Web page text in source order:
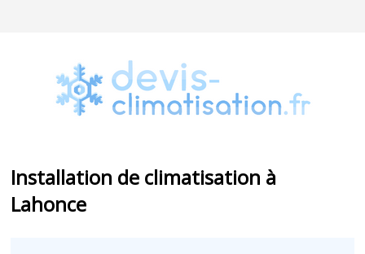
Installation de climatisation à
Lahonce